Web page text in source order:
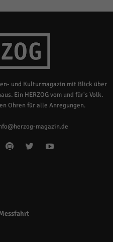
und Kulturmagazin mit Blick über
Ein HERZOG vom und für's Volk.
Ohren für alle Anregungen.
magazin.de